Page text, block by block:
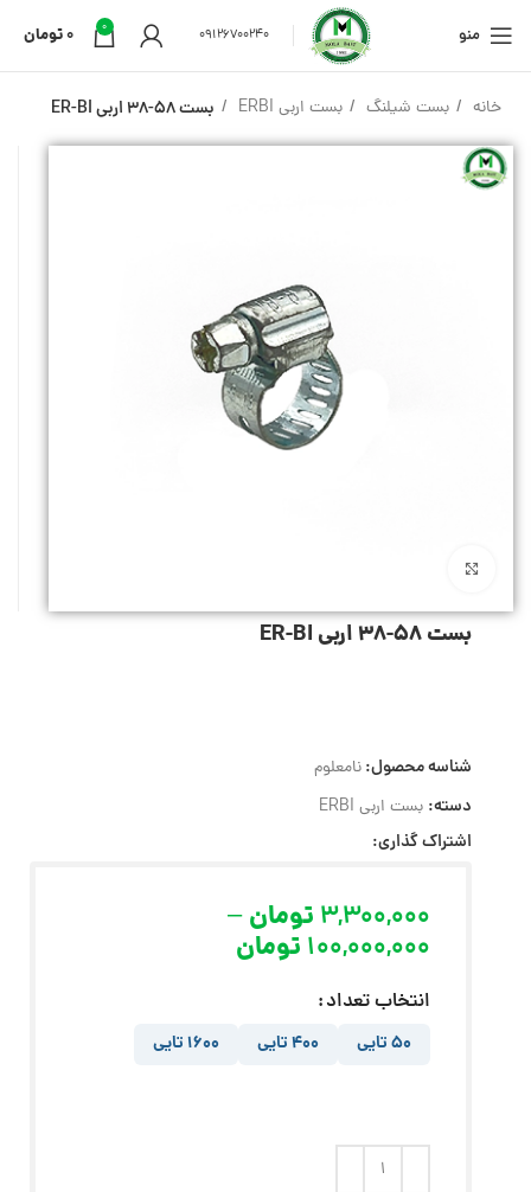
منو 09126700240
0
0تومان
خانه بست شیلنگ بست اربی ERBI بست 58-38 اربی ER-BI
بست 58-38 اربی ER-BI
شناسه محصول:نامعلوم
دسته: بست اربی ERBI
اشتراک گذاری:
3,300,000 تومان –
100,000,000 تومان
انتخاب تعداد
50 تایی 400 تایی 1600 تایی